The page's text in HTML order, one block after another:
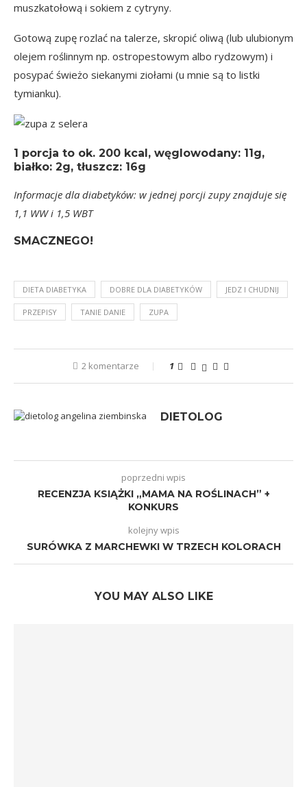
muszkatołową i sokiem z cytryny.
Gotową zupę rozlać na talerze, skropić oliwą (lub ulubionym
olejem roślinnym np. ostropestowym albo rydzowym) i
posypać świeżo siekanymi ziołami (u mnie są to listki
tymianku).
1 porcja to ok. 200 kcal, węglowodany: 11g,
białko: 2g, tłuszcz: 16g
Informacje dla diabetyków: w jednej porcji zupy znajduje się
1,1 WW i 1,5 WBT
SMACZNEGO!
DIETA DIABETYKA DOBRE DLA DIABETYKÓW JEDZ I CHUDNIJ
PRZEPISY TANIE DANIE ZUPA
2 komentarze 1
DIETOLOG
poprzedni wpis
RECENZJA KSIĄŻKI „MAMA NA ROŚLINACH” +
KONKURS
kolejny wpis
SURÓWKA Z MARCHEWKI W TRZECH KOLORACH
YOU MAY ALSO LIKE